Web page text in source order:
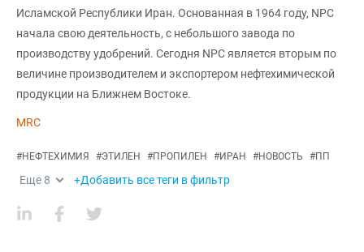
Исламской Республики Иран. Основанная в 1964 году, NPC
начала свою деятельность, с небольшого завода по
производству удобрений. Сегодня NPC является вторым по
величине производителем и экспортером нефтехимической
продукции на Ближнем Востоке.
MRC
#НЕФТЕХИМИЯ #ЭТИЛЕН #ПРОПИЛЕН #ИРАН #НОВОСТЬ #ПП
Еще 8 +Добавить все теги в фильтр